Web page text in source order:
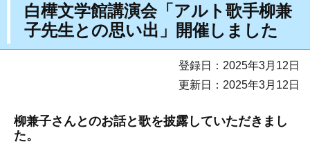
白樺文学館講演会「アルト歌手柳兼
子先生との思い出」開催しました
登録日：2025年3月12日
更新日：2025年3月12日
柳兼子さんとのお話と歌を披露していただきまし
た。